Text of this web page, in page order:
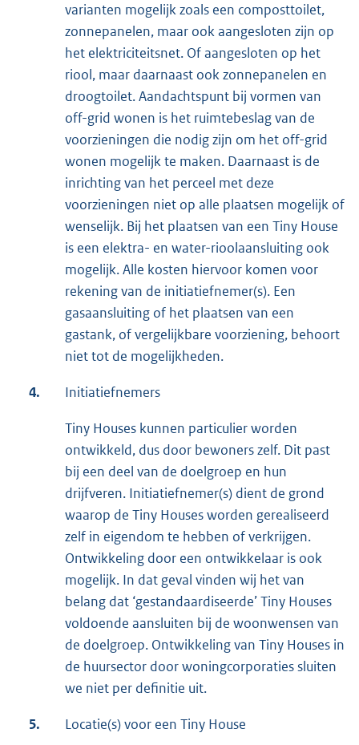
varianten mogelijk zoals een composttoilet,
zonnepanelen, maar ook aangesloten zijn op
het elektriciteitsnet. Of aangesloten op het
riool, maar daarnaast ook zonnepanelen en
droogtoilet. Aandachtspunt bij vormen van
off-grid wonen is het ruimtebeslag van de
voorzieningen die nodig zijn om het off-grid
wonen mogelijk te maken. Daarnaast is de
inrichting van het perceel met deze
voorzieningen niet op alle plaatsen mogelijk of
wenselijk. Bij het plaatsen van een Tiny House
is een elektra- en water-rioolaansluiting ook
mogelijk. Alle kosten hiervoor komen voor
rekening van de initiatiefnemer(s). Een
gasaansluiting of het plaatsen van een
gastank, of vergelijkbare voorziening, behoort
niet tot de mogelijkheden.
4. Initiatiefnemers
Tiny Houses kunnen particulier worden
ontwikkeld, dus door bewoners zelf. Dit past
bij een deel van de doelgroep en hun
drijfveren. Initiatiefnemer(s) dient de grond
waarop de Tiny Houses worden gerealiseerd
zelf in eigendom te hebben of verkrijgen.
Ontwikkeling door een ontwikkelaar is ook
mogelijk. In dat geval vinden wij het van
belang dat ‘gestandaardiseerde’ Tiny Houses
voldoende aansluiten bij de woonwensen van
de doelgroep. Ontwikkeling van Tiny Houses in
de huursector door woningcorporaties sluiten
we niet per definitie uit.
5. Locatie(s) voor een Tiny House